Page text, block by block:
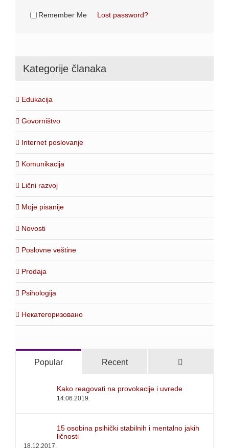
Remember Me Lost password?
Kategorije članaka
Edukacija
Govorništvo
Internet poslovanje
Komunikacija
Lični razvoj
Moje pisanije
Novosti
Poslovne veštine
Prodaja
Psihologija
Некатегоризовано
Popular Recent
Kako reagovati na provokacije i uvrede
14.06.2019.
15 osobina psihički stabilnih i mentalno jakih
ličnosti
18.12.2017.